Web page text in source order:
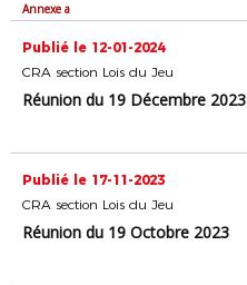
Annexe a
Publié le 12-01-2024
CRA section Lois du Jeu
Réunion du 19 Décembre 2023
Publié le 17-11-2023
CRA section Lois du Jeu
Réunion du 19 Octobre 2023